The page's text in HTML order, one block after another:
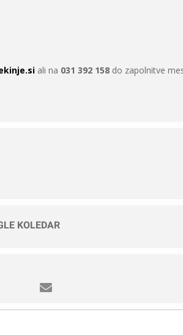
ali na 031 392 158do zapolnitve
KOLEDAR